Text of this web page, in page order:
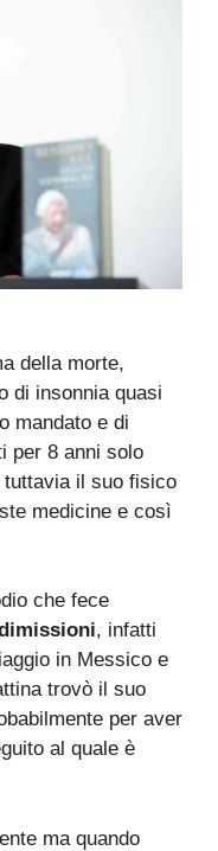
della morte,
di insonnia quasi
mandato e di
per 8 anni solo
il suo fisico
medicine e così
che fece
, infatti
in Messico e
trovò il suo
per aver
al quale è
ma quando